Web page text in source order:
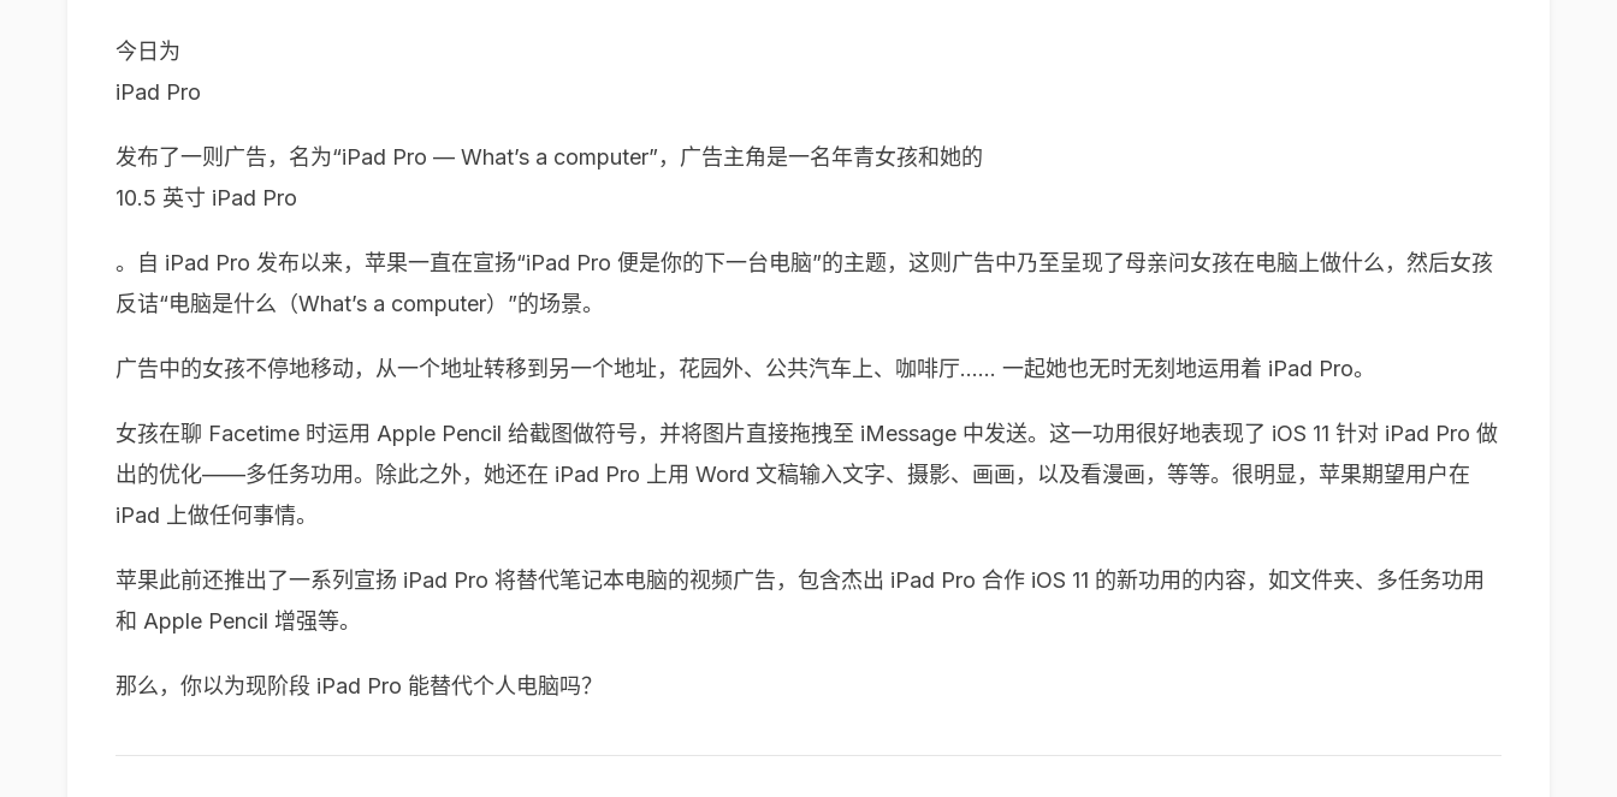
今日为
iPad Pro
发布了一则广告，名为“iPad Pro — What’s a computer”，广告主角是一名年青女孩和她的
10.5 英寸 iPad Pro
。自 iPad Pro 发布以来，苹果一直在宣扬“iPad Pro 便是你的下一台电脑”的主题，这则广告中乃至呈现了母亲问女孩在电脑上做什么，然后女孩
反诘“电脑是什么（What’s a computer）”的场景。
广告中的女孩不停地移动，从一个地址转移到另一个地址，花园外、公共汽车上、咖啡厅…… 一起她也无时无刻地运用着 iPad Pro。
女孩在聊 Facetime 时运用 Apple Pencil 给截图做符号，并将图片直接拖拽至 iMessage 中发送。这一功用很好地表现了 iOS 11 针对 iPad Pro 做
出的优化——多任务功用。除此之外，她还在 iPad Pro 上用 Word 文稿输入文字、摄影、画画，以及看漫画，等等。很明显，苹果期望用户在
iPad 上做任何事情。
苹果此前还推出了一系列宣扬 iPad Pro 将替代笔记本电脑的视频广告，包含杰出 iPad Pro 合作 iOS 11 的新功用的内容，如文件夹、多任务功用
和 Apple Pencil 增强等。
那么，你以为现阶段 iPad Pro 能替代个人电脑吗？